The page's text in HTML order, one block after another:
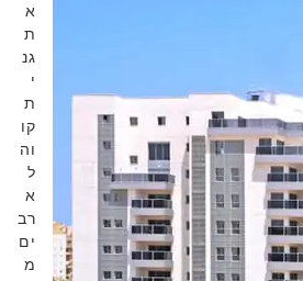
א
ת
גנ
י
ת
קו
וה
ל
א
רב
ים
מ